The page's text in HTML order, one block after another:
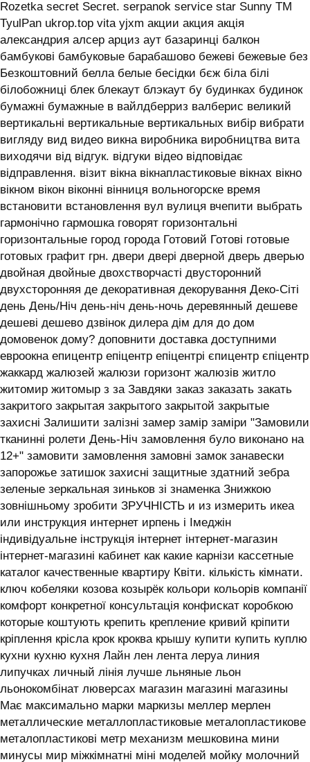
Rozetka secret Secret. serpanok service star Sunny TM
TyulPan ukrop.top vita yjxm акции акция акція
александрия алсер арциз аут базаринці балкон
бамбукові бамбуковые барабашово бежеві бежевые без
Безкоштовний белла белые бесідки бєж біла білі
білобожниці блек блекаут блэкаут бу будинках будинок
бумажні бумажные в вайлдберриз валберис великий
вертикальні вертикальные вертикальных вибір вибрати
вигляду вид видео викна виробника виробництва вита
виходячи від відгук. відгуки відео відповідає
відправлення. візит вікна вікнапластиковые вікнах вікно
вікном вікон віконні вінниця вольногорске время
встановити встановлення вул вулиця вчепити выбрать
гармонічно гармошка говорят горизонтальні
горизонтальные город города Готовий Готові готовые
готовых графит грн. двери двері дверной дверь дверью
двойная двойные двохстворчасті двусторонний
двухсторонняя де декоративная декорування Деко-Сіті
день День/Ніч день-ніч день-ночь деревянный дешеве
дешеві дешево дзвінок дилера дім для до дом
домовенок дому? доповнити доставка доступними
евроокна епицентр епіцентр епіцентрі єпицентр єпіцентр
жаккард жалюзей жалюзи горизонт жалюзів житло
житомир житомыр з за Завдяки заказ заказать закать
закритого закрытая закрытого закрытой закрытые
захисні Залишити залізні замер замір заміри "Замовили
тканинні ролети День-Ніч замовлення було виконано на
12+" замовити замовлення замовні замок занавески
запорожье затишок захисні защитные здатний зебра
зеленые зеркальная зиньков зі знаменка Знижкою
зовнішньому зробити ЗРУЧНІСТЬ и из измерить икеа
или инструкция интернет ирпень і ‎Імеджін
індивідуальне інструкція інтернет інтернет-магазин
інтернет-магазині кабинет как какие карнізи кассетные
каталог качественные квартиру Квіти. кількість кімнати.
ключ кобеляки козова козырёк кольори кольорів компанії
комфорт конкретної консультація конфискат коробкою
которые коштують крепить крепление кривий кріпити
кріплення крісла крок кроква крышу купити купить куплю
кухни кухню кухня ‎Лайн лен лента леруа линия
липучках личный лінія лучше льняные льон
льонокомбінат люверсах магазин магазині магазины
Має максимально марки маркизы меллер мерлен
металлические металлопластиковые металопластикове
металопластикові метр механизм мешковина мини
минусы мир міжкімнатні міні моделей мойку молочний